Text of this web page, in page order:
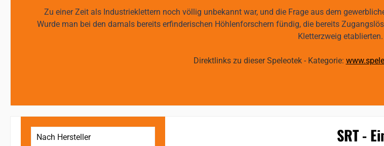
Zu einer Zeit als Industrieklettern noch völlig unbekannt war, und die Frage aus dem
Wurde man bei den damals bereits erfinderischen Höhlenforschern fündig, die bereits
Kletterzweig etablierten.
Direktlinks zu dieser Speleotek - Kategorie:
Nach Hersteller SRT -